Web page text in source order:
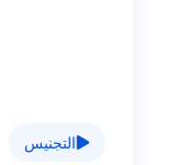
التجنيس